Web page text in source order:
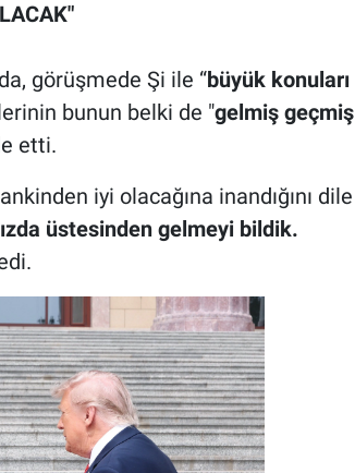
görüşmede Şi ile “büyük konuları
bunun belki de "gelmiş geçmiş
etti.
iyi olacağına inandığını dile
üstesinden gelmeyi bildik.